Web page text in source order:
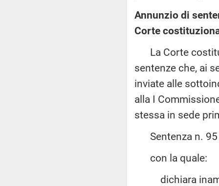
Annunzio di
Corte
La Corte
sentenze che, ai
inviate alle
alla I
stessa in sede
Sentenza n. 95
con la quale:
dichiara